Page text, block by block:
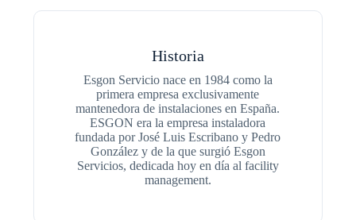
Historia
Esgon Servicio nace en 1984 como la
primera empresa exclusivamente
mantenedora de instalaciones en España.
ESGON era la empresa instaladora
fundada por José Luis Escribano y Pedro
González y de la que surgió Esgon
Servicios, dedicada hoy en día al facility
management.